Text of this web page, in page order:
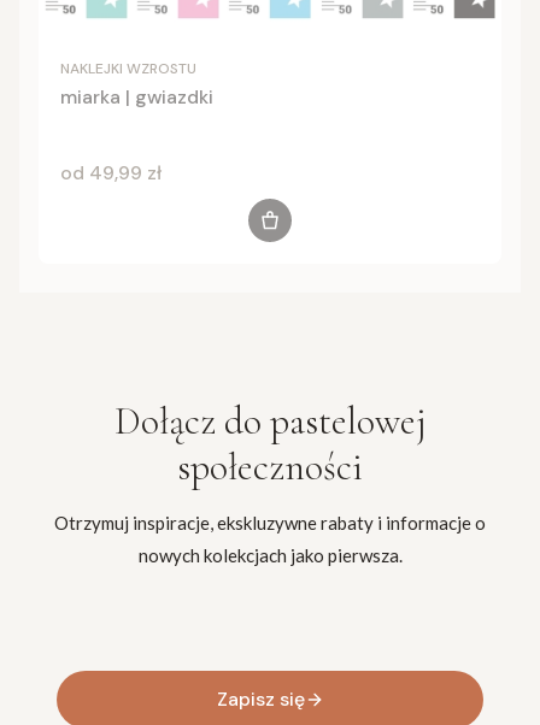
NAKLEJKI WZROSTU
miarka | gwiazdki
Cena
od 49,99 zł
Zobacz produkt
Dołącz do pastelowej
społeczności
Otrzymuj inspiracje, ekskluzywne rabaty i informacje o
nowych kolekcjach jako pierwsza.
Zapisz się